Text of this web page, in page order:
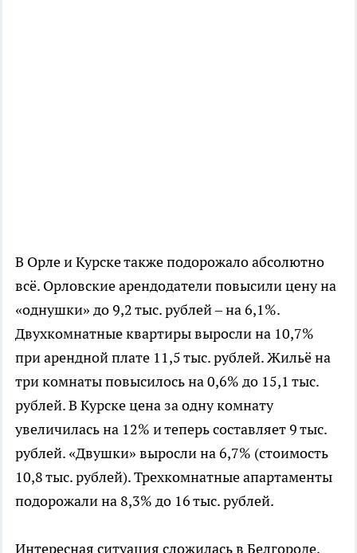
В Орле и Курске также подорожало абсолютно
всё. Орловские арендодатели повысили цену на
«однушки» до 9,2 тыс. рублей – на 6,1%.
Двухкомнатные квартиры выросли на 10,7%
при арендной плате 11,5 тыс. рублей. Жильё на
три комнаты повысилось на 0,6% до 15,1 тыс.
рублей. В Курске цена за одну комнату
увеличилась на 12% и теперь составляет 9 тыс.
рублей. «Двушки» выросли на 6,7% (стоимость
10,8 тыс. рублей). Трехкомнатные апартаменты
подорожали на 8,3% до 16 тыс. рублей.
Интересная ситуация сложилась в Белгороде,